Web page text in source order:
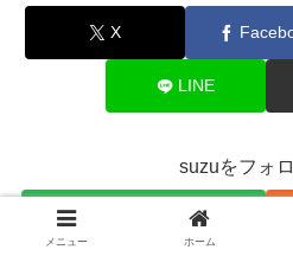
X
LINE
suzuをフォ
メニュー ホーム